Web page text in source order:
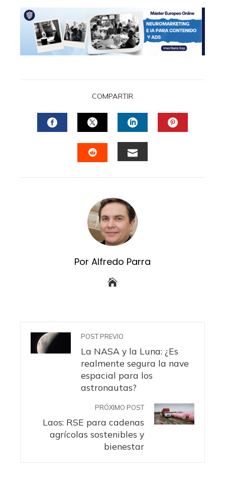
COMPARTIR
FACEBOOKTWITTERLINKEDIN
Por Alfredo Parra
POST PREVIO
La NASA y la Luna: ¿Es
realmente segura la nave
espacial para los
astronautas?
PRÓXIMO POST
Laos: RSE para cadenas
agrícolas sostenibles y
bienestar